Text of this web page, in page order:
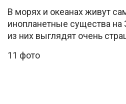
В морях и океанах живут
инопланетные существа
из них выглядят очень
11 фото